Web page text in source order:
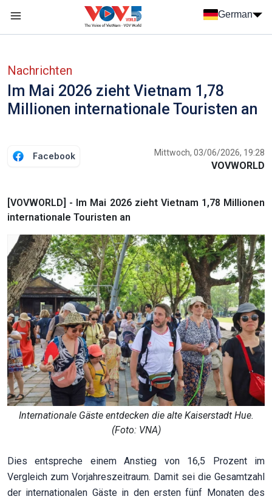
German
Nachrichten
Im Mai 2026 zieht Vietnam 1,78
Millionen internationale Touristen an
Facebook Mittwoch, 03/06/2026, 19:28
VOVWORLD
[VOVWORLD] - Im Mai 2026 zieht Vietnam 1,78 Millionen
internationale Touristen an
Internationale Gäste entdecken die alte Kaiserstadt Hue.
(Foto: VNA)
Dies entspreche einem Anstieg von 16,5 Prozent im
Vergleich zum Vorjahreszeitraum. Damit sei die Gesamtzahl
der internationalen Gäste in den ersten fünf Monaten des